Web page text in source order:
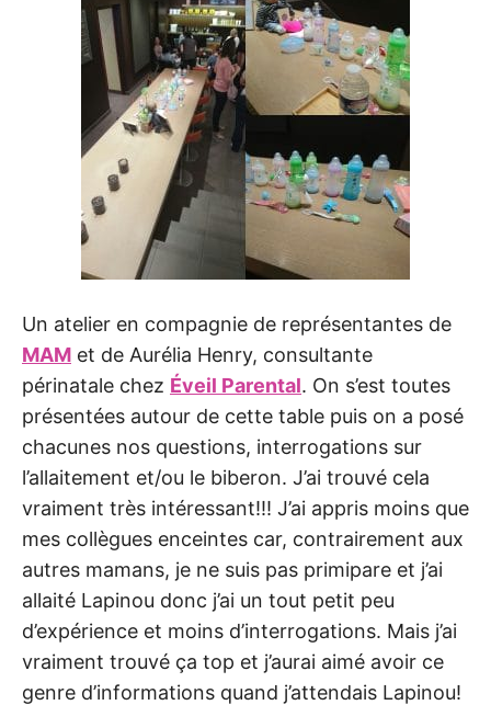
Un atelier en compagnie de représentantes de
MAM et de Aurélia Henry, consultante
périnatale chez Éveil Parental. On s’est toutes
présentées autour de cette table puis on a posé
chacunes nos questions, interrogations sur
l’allaitement et/ou le biberon. J’ai trouvé cela
vraiment très intéressant!!! J’ai appris moins que
mes collègues enceintes car, contrairement aux
autres mamans, je ne suis pas primipare et j’ai
allaité Lapinou donc j’ai un tout petit peu
d’expérience et moins d’interrogations. Mais j’ai
vraiment trouvé ça top et j’aurai aimé avoir ce
genre d’informations quand j’attendais Lapinou!